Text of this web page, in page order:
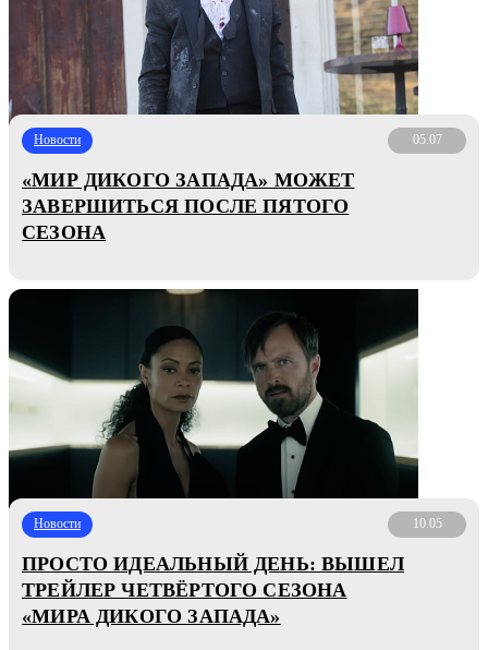
Новости 05.07
«МИР ДИКОГО ЗАПАДА» МОЖЕТ
ЗАВЕРШИТЬСЯ ПОСЛЕ ПЯТОГО
СЕЗОНА
Новости 10.05
ПРОСТО ИДЕАЛЬНЫЙ ДЕНЬ: ВЫШЕЛ
ТРЕЙЛЕР ЧЕТВЁРТОГО СЕЗОНА
«МИРА ДИКОГО ЗАПАДА»